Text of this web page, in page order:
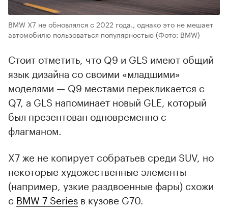
BMW X7 не обновлялся с 2022 года., однако это не мешает
автомобилю пользоваться популярностью(Фото: BMW)
Стоит отметить, что Q9 и GLS имеют общий
язык дизайна со своими «младшими»
моделями — Q9 местами перекликается с
Q7, а GLS напоминает новый GLE, который
был презентован одновременно с
флагманом.
X7 же не копирует собратьев среди SUV, но
некоторые художественные элементы
(например, узкие раздвоенные фары) схожи
с BMW 7 Series в кузове G70.